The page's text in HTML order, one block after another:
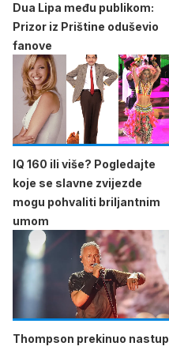
Dua Lipa među publikom:
Prizor iz Prištine oduševio
fanove
IQ 160 ili više? Pogledajte
koje se slavne zvijezde
mogu pohvaliti briljantnim
umom
Thompson prekinuo nastup